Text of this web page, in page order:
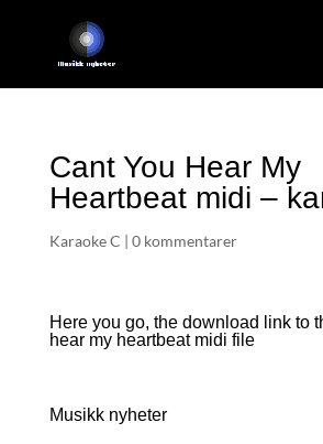
Cant You Hear My
Heartbeat midi –
Karaoke C | 0 kommentarer
Here you go, the download link to
hear my heartbeat midi file
Musikk nyheter